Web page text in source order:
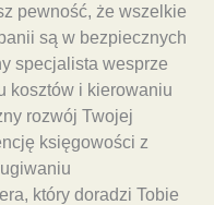
pewność, że wszelkie
są w bezpiecznych
specjalista wesprze
kosztów i kierowaniu
rozwój Twojej
księgowości z
który doradzi Tobie